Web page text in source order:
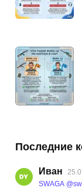
Последние
Иван
SWAGA